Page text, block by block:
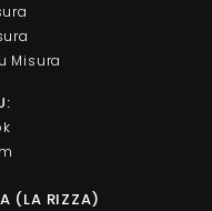
Misura
(LA RIZZA)